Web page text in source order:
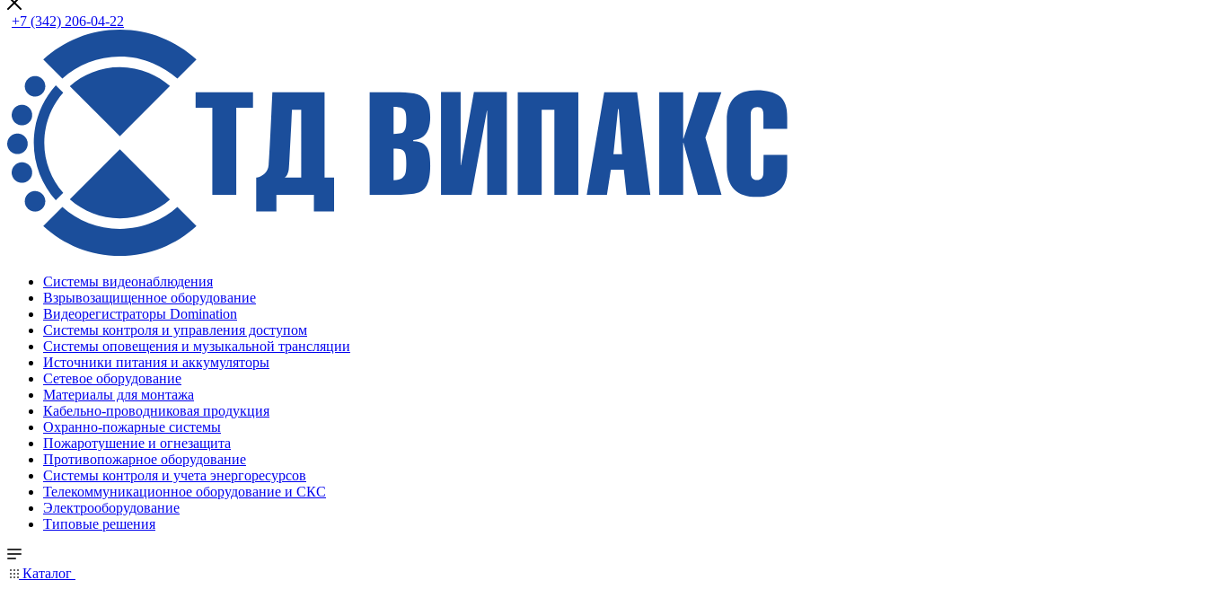
+7 (342) 206-04-22
Системы видеонаблюдения
Взрывозащищенное оборудование
Видеорегистраторы Domination
Системы контроля и управления доступом
Системы оповещения и музыкальной трансляции
Источники питания и аккумуляторы
Сетевое оборудование
Материалы для монтажа
Кабельно-проводниковая продукция
Охранно-пожарные системы
Пожаротушение и огнезащита
Противопожарное оборудование
Системы контроля и учета энергоресурсов
Телекоммуникационное оборудование и СКС
Электрооборудование
Типовые решения
Каталог